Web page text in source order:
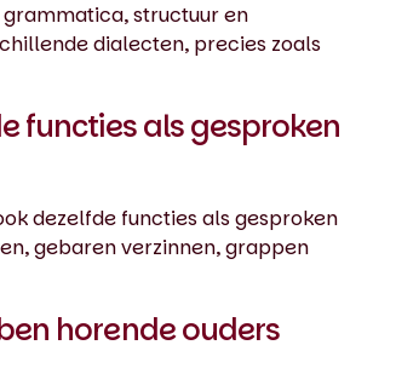
structuur en
dialecten, precies zoals
functies als gesproken
dezelfde functies als gesproken
gebaren verzinnen, grappen
horende ouders